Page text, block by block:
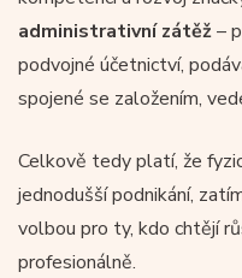
administrativní zátěž–
podvojné účetnictví,
spojené se založením,
Celkově tedy platí, že
jednodušší podnikání,
volbou pro ty, kdo chtějí
profesionálně.